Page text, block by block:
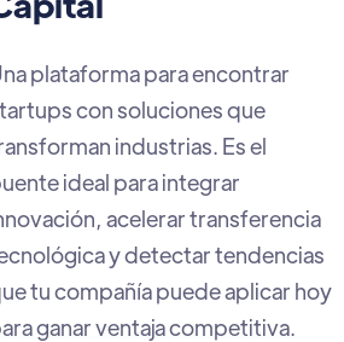
Impactaland es una oportunidad
para angel investors: un
donde descubrir startups
alto potencial, conectar con
y otros inversionistas para
y acceder a instancias
de networking que
generar relaciones
y detectar